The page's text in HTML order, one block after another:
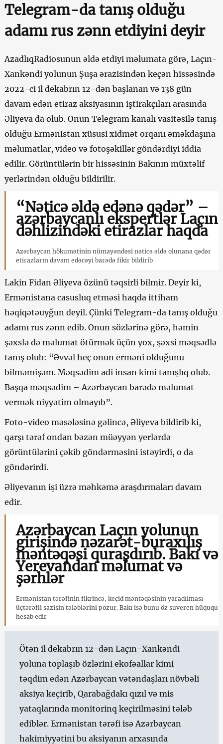
Telegram-da tanış olduğu
adamı rus zənn etdiyini deyir
AzadlıqRadiosunun əldə etdiyi məlumata görə, Laçın-
Xankəndi yolunun Şuşa ərazisindən keçən hissəsində
2022-ci il dekabrın 12-dən başlanan və 138 gün
davam edən etiraz aksiyasının iştirakçıları arasında
Əliyeva da olub. Onun Telegram kanalı vasitəsilə tanış
olduğu Ermənistan xüsusi xidmət orqanı əməkdaşına
məlumatlar, video və fotoşəkillər göndərdiyi iddia
edilir. Görüntülərin bir hissəsinin Bakının müxtəlif
yerlərindən olduğu bildirilir.
“Nəticə əldə edənə qədər” –
azərbaycanlı ekspertlər Laçın
dəhlizindəki etirazlar haqda
Azərbaycan hökumətinin nümayəndəsi nəticə əldə olunana qədər
etirazların davam edəcəyi barədə fikir bildirib
Lakin Fidan Əliyeva özünü təqsirli bilmir. Deyir ki,
Ermənistana casusluq etməsi haqda ittiham
həqiqətəuyğun deyil. Çünki Telegram-da tanış olduğu
adamı rus zənn edib. Onun sözlərinə görə, həmin
şəxslə də məlumat ötürmək üçün yox, şəxsi məqsədlə
tanış olub: “Əvvəl heç onun erməni olduğunu
bilməmişəm. Məqsədim adi insan kimi tanışlıq olub.
Başqa məqsədim – Azərbaycan barədə məlumat
vermək niyyətim olmayıb”.
Foto-video məsələsinə gəlincə, Əliyeva bildirib ki,
qarşı tərəf ondan bəzən müəyyən yerlərdə
görüntülərini çəkib göndərməsini istəyirdi, o da
göndərirdi.
Əliyevanın işi üzrə məhkəmə araşdırmaları davam
edir.
Azərbaycan Laçın yolunun
girişində nəzarət-buraxılış
məntəqəsi quraşdırıb. Bakı və
Yerevandan məlumat və
şərhlər
Ermənistan tərəfinin fikrincə, keçid məntəqəsinin yaradılması
üçtərəfli sazişin tələblərini pozur. Bakı isə bunu öz suveren hüququ
hesab edir
Ötən il dekabrın 12-dən Laçın-Xankəndi
yoluna toplaşıb özlərini ekofəallar kimi
təqdim edən Azərbaycan vətəndaşları növbəli
aksiya keçirib, Qarabağdakı qızıl və mis
yataqlarında monitorinq keçirilməsini tələb
ediblər. Ermənistan tərəfi isə Azərbaycan
hakimiyyətini bu aksiyanın arxasında